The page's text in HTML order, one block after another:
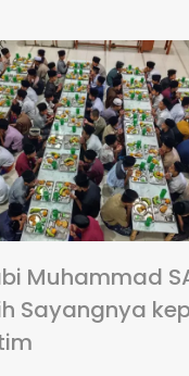
Muhammad
Sayangnya